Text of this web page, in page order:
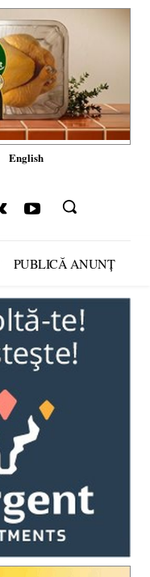
English
PUBLICĂ ANUNȚ